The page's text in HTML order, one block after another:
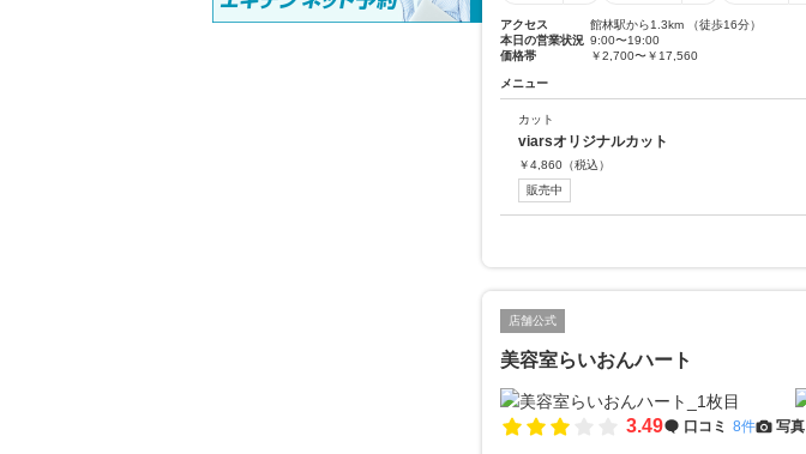
アクセス
館林駅から1.3km （徒歩16分）
本日の営業状況 9:00〜19:00
価格帯
￥2,700〜￥17,560
メニュー
カット
viarsオリジナルカット
￥4,860 （税込）
販売中
店舗公式
美容室らいおんハート
3.49 口コミ 8件 写真